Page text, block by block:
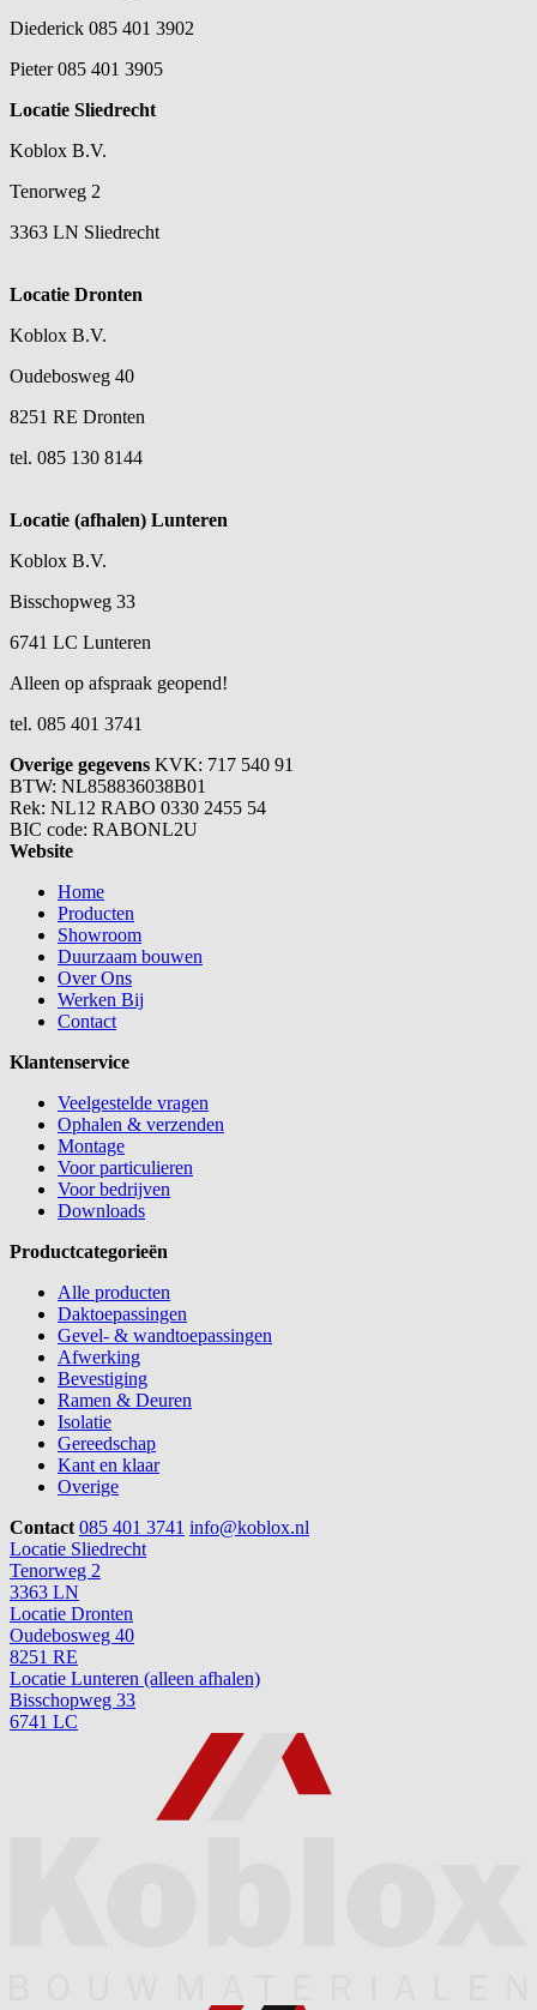
Diederick 085 401 3902
Pieter 085 401 3905
Locatie Sliedrecht
Koblox B.V.
Tenorweg 2
3363 LN Sliedrecht
Locatie Dronten
Koblox B.V.
Oudebosweg 40
8251 RE Dronten
tel. 085 130 8144
Locatie (afhalen) Lunteren
Koblox B.V.
Bisschopweg 33
6741 LC Lunteren
Alleen op afspraak geopend!
tel. 085 401 3741
Overige gegevens KVK: 717 540 91
BTW: NL858836038B01
Rek: NL12 RABO 0330 2455 54
BIC code: RABONL2U
Website
Home
Producten
Showroom
Duurzaam bouwen
Over Ons
Werken Bij
Contact
Klantenservice
Veelgestelde vragen
Ophalen & verzenden
Montage
Voor particulieren
Voor bedrijven
Downloads
Productcategorieën
Alle producten
Daktoepassingen
Gevel- & wandtoepassingen
Afwerking
Bevestiging
Ramen & Deuren
Isolatie
Gereedschap
Kant en klaar
Overige
Contact 085 401 3741 info@koblox.nl
Locatie Sliedrecht
Tenorweg 2
3363 LN
Locatie Dronten
Oudebosweg 40
8251 RE
Locatie Lunteren (alleen afhalen)
Bisschopweg 33
6741 LC